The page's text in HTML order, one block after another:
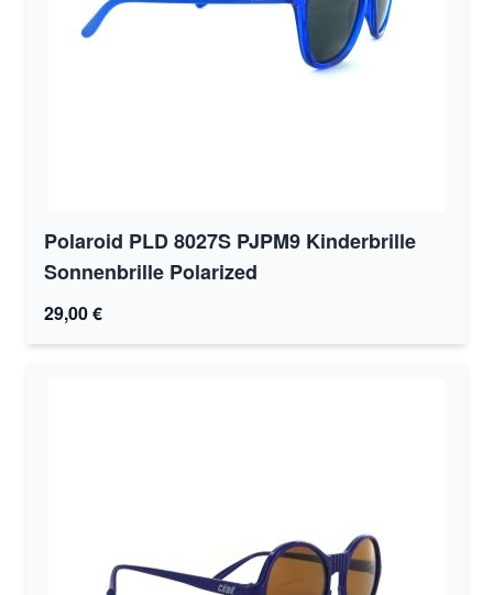
Polaroid PLD 8027S PJPM9 Kinderbrille
Sonnenbrille Polarized
29,00 €